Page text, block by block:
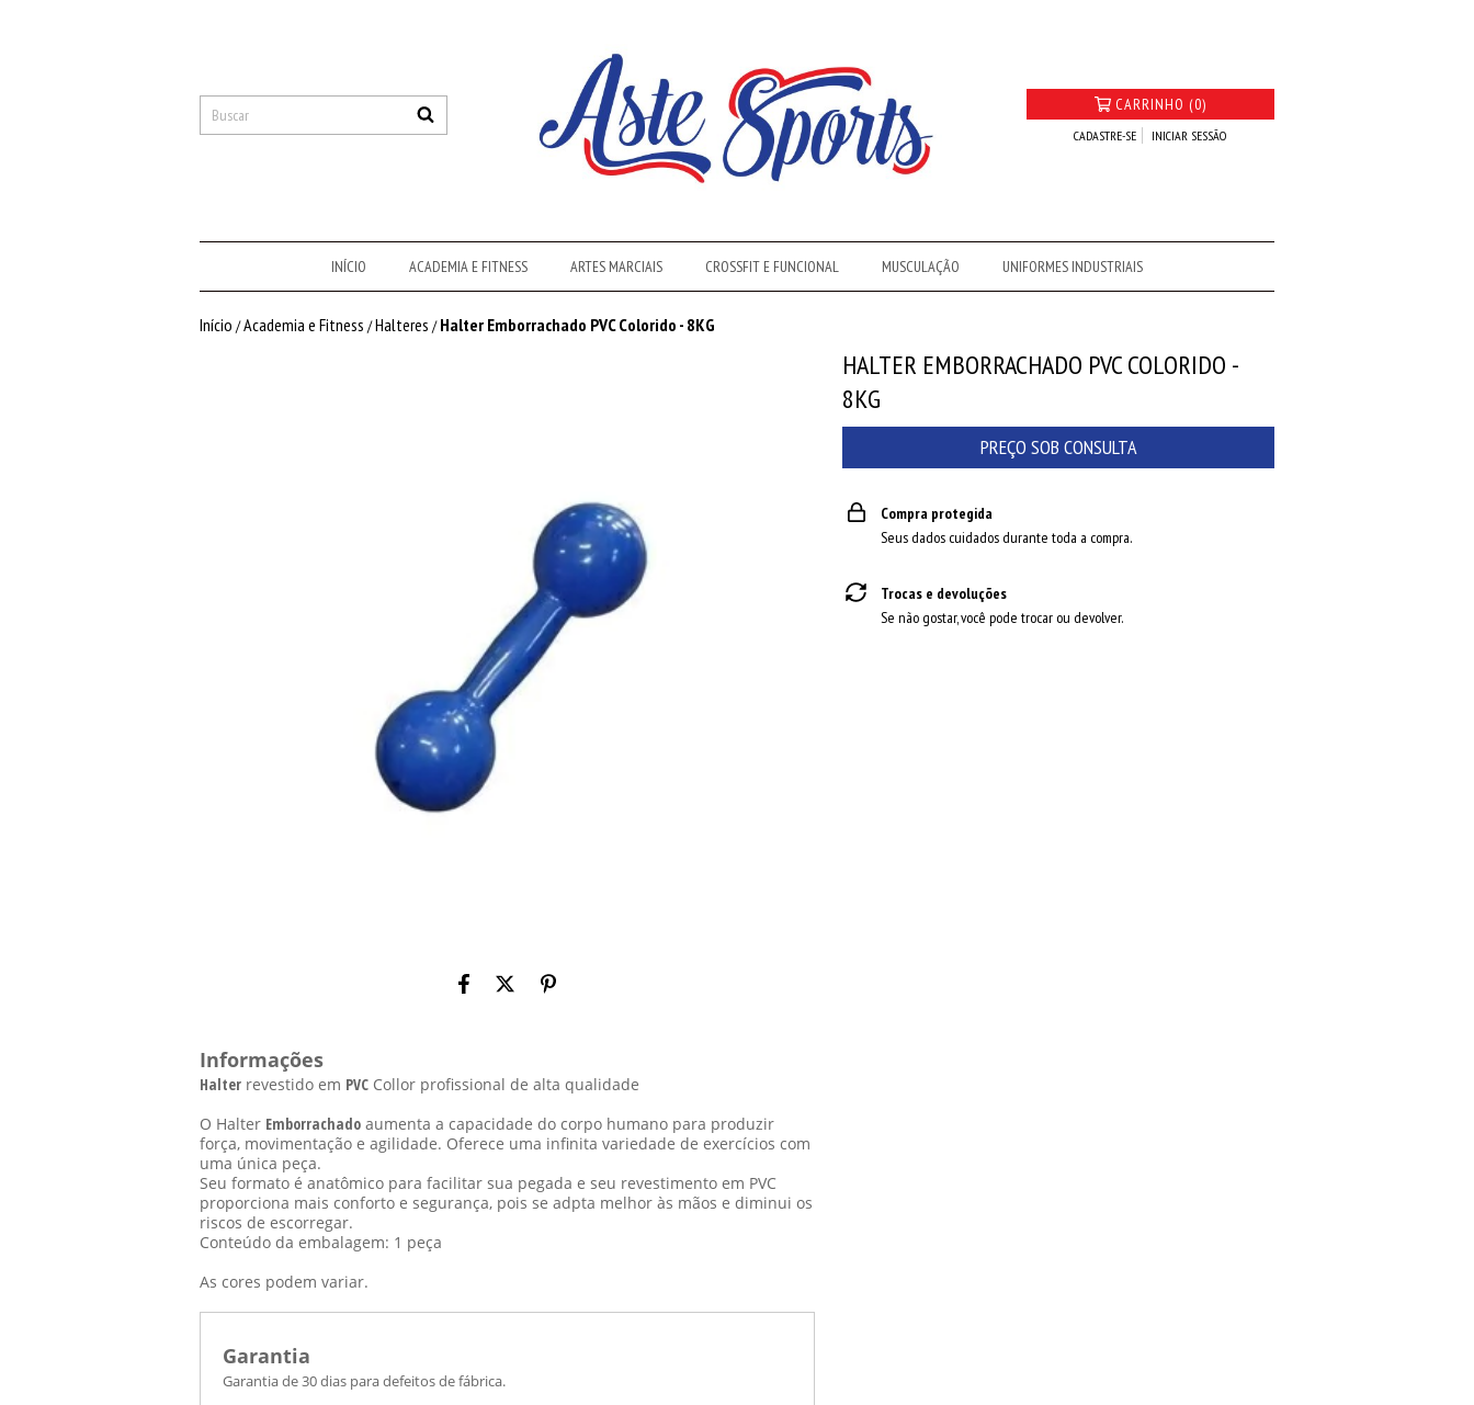
CARRINHO (0)
CADASTRE-SE INICIAR SESSÃO
INÍCIO ACADEMIA E FITNESS ARTES MARCIAIS CROSSFIT E FUNCIONAL MUSCULAÇÃO UNIFORMES INDUSTRIAIS
Início /Academia e Fitness /Halteres / Halter Emborrachado PVC Colorido - 8KG
Informações
Halter revestido em PVC Collor profissional de alta qualidade
O Halter Emborrachado aumenta a capacidade do corpo humano para produzir
força, movimentação e agilidade. Oferece uma infinita variedade de exercícios com
uma única peça.
Seu formato é anatômico para facilitar sua pegada e seu revestimento em PVC
proporciona mais conforto e segurança, pois se adpta melhor às mãos e diminui os
riscos de escorregar.
Conteúdo da embalagem: 1 peça
As cores podem variar.
Garantia
Garantia de 30 dias para defeitos de fábrica.
HALTER EMBORRACHADO PVC COLORIDO -
8KG
Compra protegida
Seus dados cuidados durante toda a compra.
Trocas e devoluções
Se não gostar, você pode trocar ou devolver.